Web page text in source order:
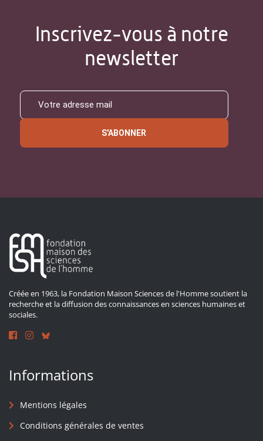
Inscrivez-vous à notre
newsletter
S'ABONNER
Créée en 1963, la Fondation Maison Sciences de l'Homme soutient la
recherche et la diffusion des connaissances en sciences humaines et
sociales.
Informations
Mentions légales
Conditions générales de ventes